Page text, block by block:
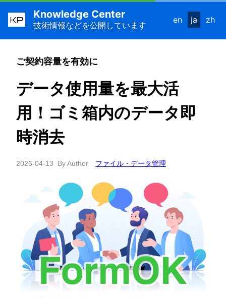
KP Knowledge Center
技術情報などを公開しています
en ja zh
ご契約容量を有効に
データ使用量を最大活
用！ゴミ箱内のデータ即
時消去
2026-04-13 By Author ファイル・データ管理